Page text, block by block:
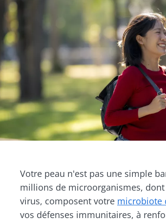
Facebook
Twitter
Mail
Votre peau n'est pas une simple
millions de microorganismes,
virus, composent votre microbiote
vos défenses immunitaires, à